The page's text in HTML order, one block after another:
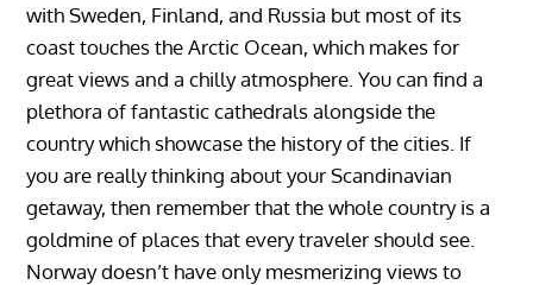
with Sweden, Finland, and Russia but most of its
coast touches the Arctic Ocean, which makes for
great views and a chilly atmosphere. You can find a
plethora of fantastic cathedrals alongside the
country which showcase the history of the cities. If
you are really thinking about your Scandinavian
getaway, then remember that the whole country is a
goldmine of places that every traveler should see.
Norway doesn’t have only mesmerizing views to